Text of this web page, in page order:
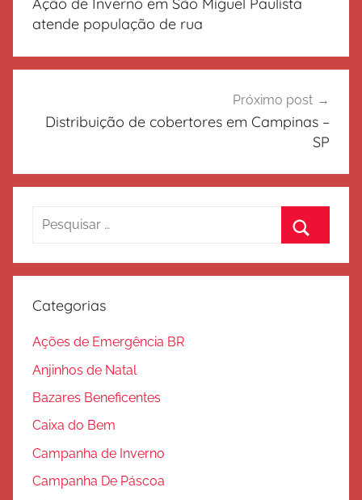
Post
atende população de rua
Próximo post
Distribuição de cobertores em Campinas –
SP
Pesquisar
Categorias
Ações de Emergência BR
Anjinhos de Natal
Bazares Beneficentes
Caixa do Bem
Campanha de Inverno
Campanha De Páscoa